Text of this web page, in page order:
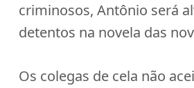
criminosos, Antônio será
detentos na novela das
Os colegas de cela não